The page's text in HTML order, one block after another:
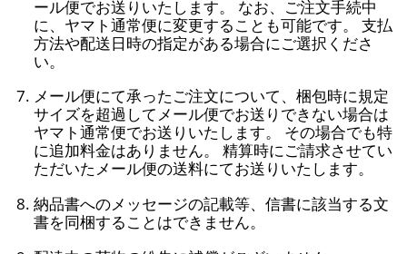
ール便でお送りいたします。 なお、ご注文手続中
に、ヤマト通常便に変更することも可能です。 支払
方法や配送日時の指定がある場合にご選択くださ
い。
メール便にて承ったご注文について、梱包時に規定
サイズを超過してメール便でお送りできない場合は
ヤマト通常便でお送りいたします。 その場合でも特
に追加料金はありません。 精算時にご請求させてい
ただいたメール便の送料にてお送りいたします。
納品書へのメッセージの記載等、信書に該当する文
書を同梱することはできません。